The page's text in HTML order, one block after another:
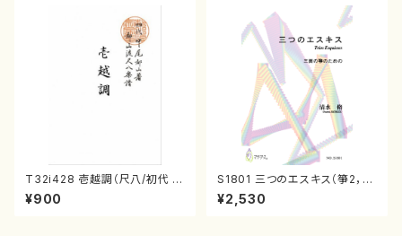
T32i428 壱越調（尺八/初代 中
村双葉/楽譜）都山流公刊楽譜曲
番:2133
¥900
S1801 三つのエスキス（箏2，1
7/清水 脩/楽譜）
¥2,530